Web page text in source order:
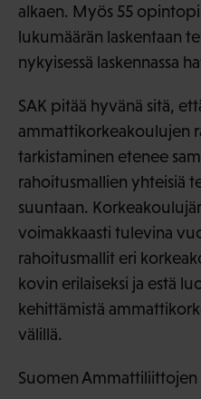
alkaen. Myös 55
lukumäärän laskentaan
nykyisessä laskennassa
SAK pitää hyvänä sitä,
ammattikorkeakoulujen
tarkistaminen etenee
rahoitusmallien yhteisiä
suuntaan.
voimakkaasti tulevina
rahoitusmallit eri
kovin erilaiseksi ja estä
kehittämistä
välillä.
Suomen Ammattiliittojen